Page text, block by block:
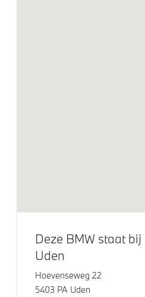
Head-up display
Exterieur
Glazen panoramadak Sky
Deze BMW staat
Uden
Hoevenseweg 22
5403 PA Uden